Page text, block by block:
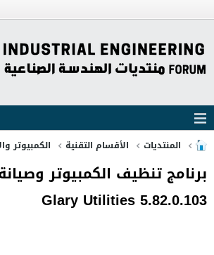
المنتديات الأقسام التقنية الكمبيوتر
برنامج تنظيف الكمبيوتر
Glary Utilities 5.82.0.103